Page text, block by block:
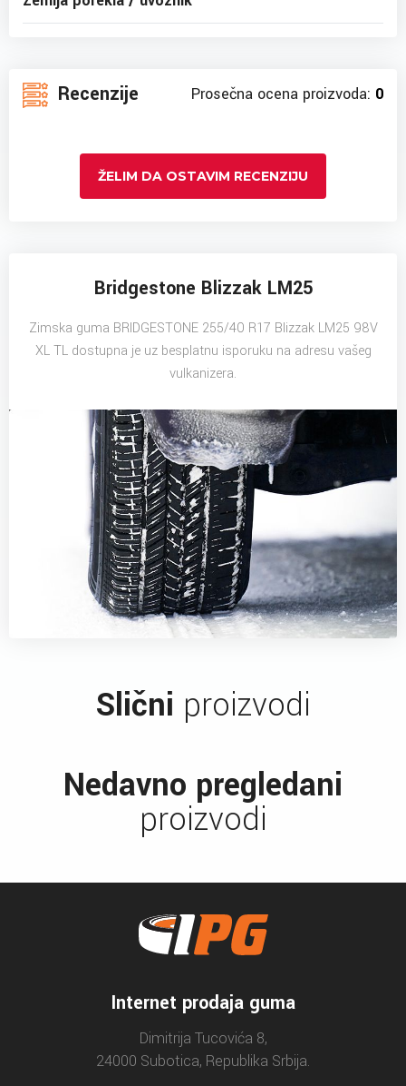
Recenzije Prosečna ocena proizvoda: 0
ŽELIM DA OSTAVIM RECENZIJU
Bridgestone Blizzak LM25
Zimska guma BRIDGESTONE 255/40 R17 Blizzak LM25 98V
XL TL dostupna je uz besplatnu isporuku na adresu vašeg
vulkanizera.
Slični proizvodi
Nedavno pregledani
proizvodi
Internet prodaja guma
Dimitrija Tucovića 8,
24000 Subotica, Republika Srbija.